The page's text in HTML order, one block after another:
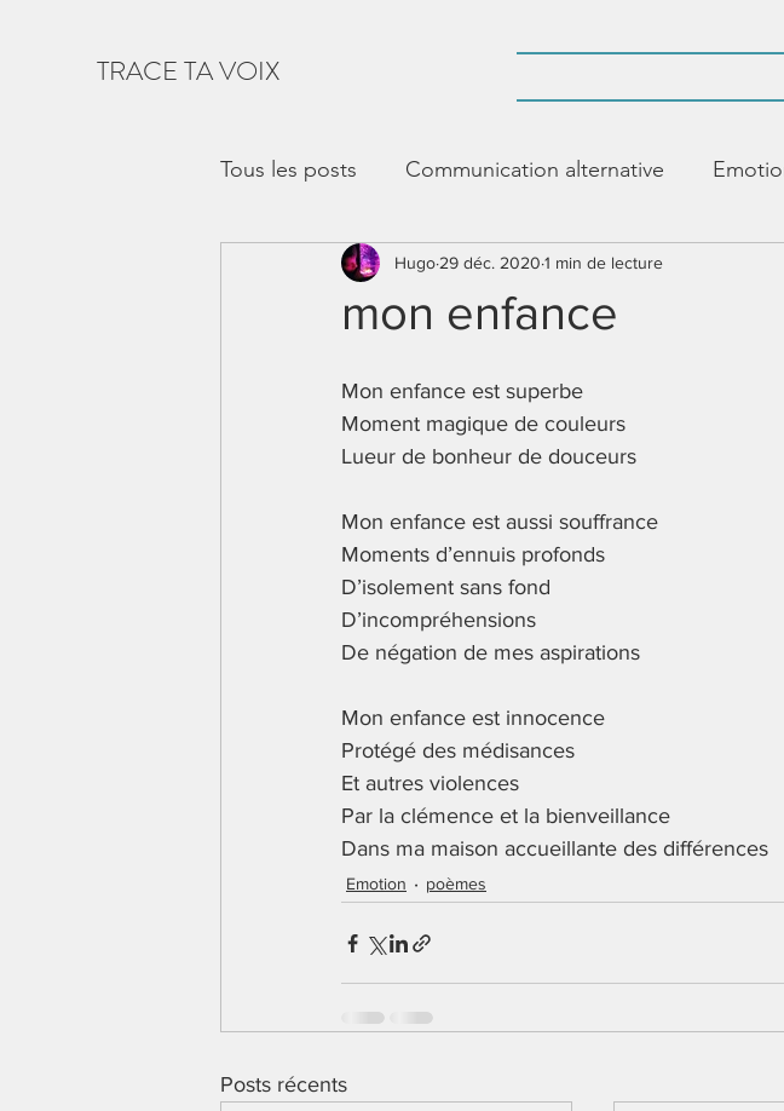
TRACE TA VOIX
Tous les posts
Communication alternative
vie sociale CAA Vocabulaire de base
appropriation de l'outil Paramétrer Crayon
Ecriture S'exprimer
Conscience phonologique moyen d'expression
Mathématiques poèmes
mon enfance
Hugo 29 déc. 2020 1 min de lecture
Mon enfance est superbe
Moment magique de couleurs
Lueur de bonheur de douceurs
Mon enfance est aussi souffrance
Moments d’ennuis profonds
D’isolement sans fond
D’incompréhensions
De négation de mes aspirations
Mon enfance est innocence
Protégé des médisances
Et autres violences
Par la clémence et la bienveillance
Dans ma maison accueillante des différences
Emotion poèmes
Posts récents